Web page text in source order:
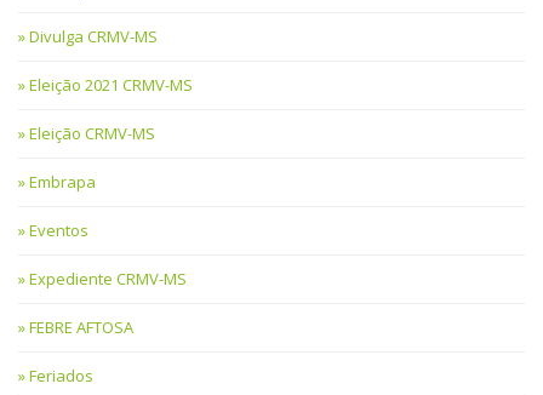
Divulga CRMV-MS
Eleição 2021 CRMV-MS
Eleição CRMV-MS
Embrapa
Eventos
Expediente CRMV-MS
FEBRE AFTOSA
Feriados